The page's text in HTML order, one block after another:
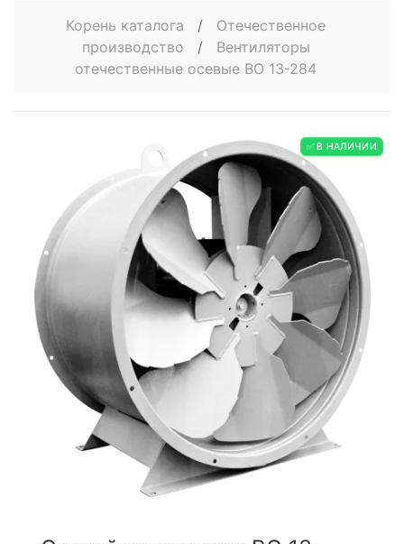
Корень каталога /
Отечественное
производство
/
Вентиляторы
отечественные осевые ВО 13-284
✅ В НАЛИЧИИ